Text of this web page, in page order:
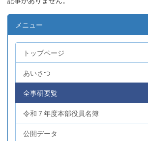
メニュー
トップページ
あいさつ
全事研要覧
令和７年度本部役員名簿
公開データ